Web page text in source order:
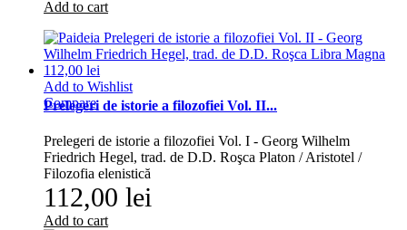
Add to cart
Add to Wishlist
Compare
Prelegeri de istorie a filozofiei Vol. II...
Prelegeri de istorie a filozofiei Vol. I - Georg Wilhelm
Friedrich Hegel, trad. de D.D. Roşca Platon / Aristotel /
Filozofia elenistică
112,00 lei
Add to cart